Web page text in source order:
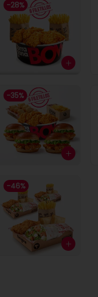
-28%
-35%
-46%